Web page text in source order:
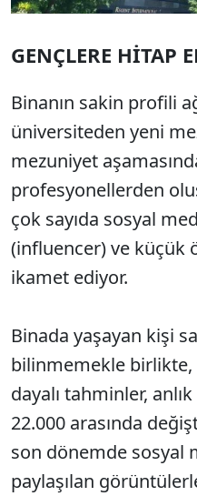
GENÇLERE HİTAP
Binanın sakin profili
üniversiteden yeni
mezuniyet
profesyonellerden
çok sayıda sosyal
(influencer) ve küçük
ikamet ediyor.
Binada yaşayan kişi
bilinmemekle birlikte,
dayalı tahminler,
22.000 arasında
son dönemde sosyal
paylaşılan